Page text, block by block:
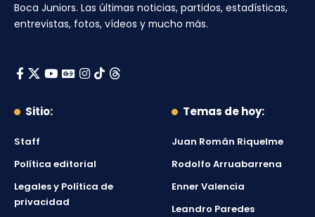
Boca Juniors. Las últimas noticias, partidos, estadísticas,
entrevistas, fotos, vídeos y mucho más.
Sitio:
Staff
Política editorial
Legales y Política de
privacidad
Temas de hoy:
Juan Román Riquelme
Rodolfo Arruabarrena
Enner Valencia
Leandro Paredes